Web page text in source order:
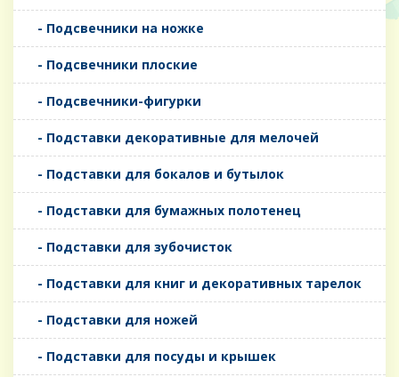
- Подсвечники на ножке
- Подсвечники плоские
- Подсвечники-фигурки
- Подставки декоративные для мелочей
- Подставки для бокалов и бутылок
- Подставки для бумажных полотенец
- Подставки для зубочисток
- Подставки для книг и декоративных тарелок
- Подставки для ножей
- Подставки для посуды и крышек